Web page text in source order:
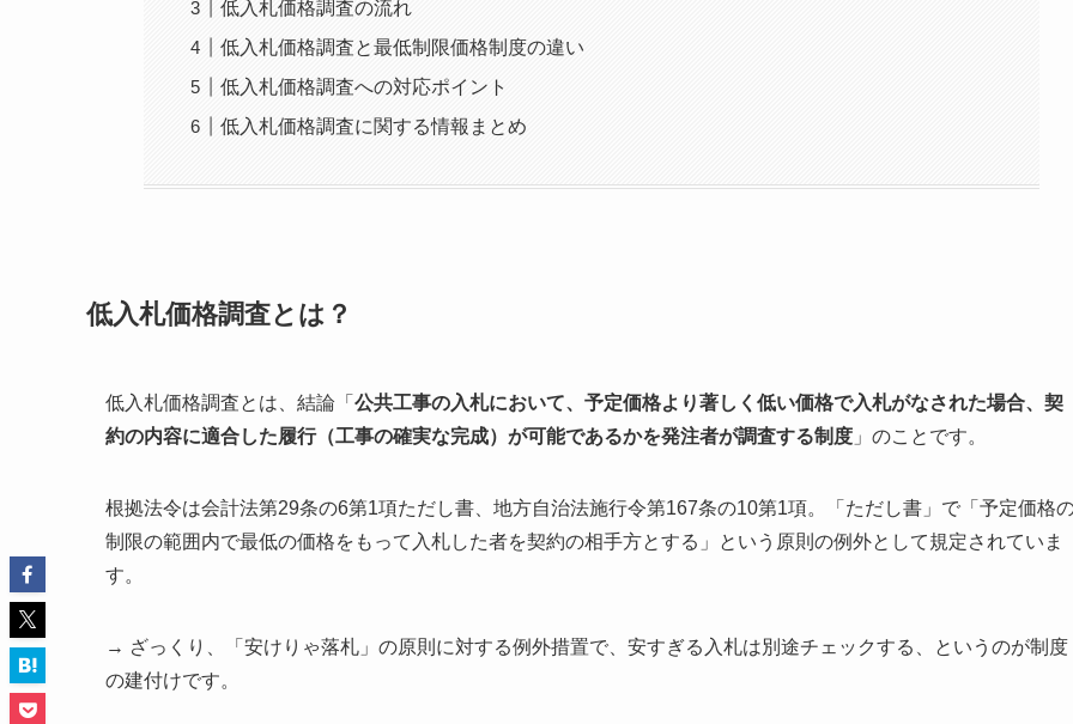
低入札価格調査の流れ
低入札価格調査と最低制限価格制度の違い
低入札価格調査への対応ポイント
低入札価格調査に関する情報まとめ
低入札価格調査とは？
低入札価格調査とは、結論「 公共工事の入札において、予定価格より著しく低い価格で入札がなされた場合、契
約の内容に適合した履行（工事の確実な完成）が可能であるかを発注者が調査する制度 」のことです。
根拠法令は会計法第29条の6第1項ただし書、地方自治法施行令第167条の10第1項。「ただし書」で「予定価格
制限の範囲内で最低の価格をもって入札した者を契約の相手方とする」という原則の例外として規定されていま
す。
→ ざっくり、「安けりゃ落札」の原則に対する例外措置で、安すぎる入札は別途チェックする、というのが制度
の建付けです。